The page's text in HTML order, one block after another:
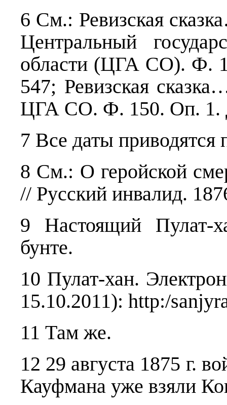
6 См.: Ревизская
Центральный
области (ЦГА СО). Ф.
547; Ревизская
ЦГА СО. Ф. 150. Оп. 1.
7 Все даты приводятся
8 См.: О геройской
// Русский инвалид.
9 Настоящий Пулат-
бунте.
10 Пулат-хан.
15.10.2011): http:/
11 Там же.
12 29 августа 1875 г.
Кауфмана уже взяли